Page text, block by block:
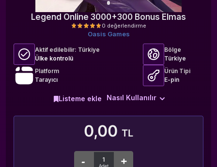
Legend Online 3000+300 Bonus Elmas
0 değerlendirme
Oasis Games
Aktif edilebilir: Türkiye
Ülke kontrolü
Bölge
Türkiye
Platform
Tarayıcı
Ürün Tipi
E-pin
Nasıl Kullanılır
Listeme ekle
0,00 TL